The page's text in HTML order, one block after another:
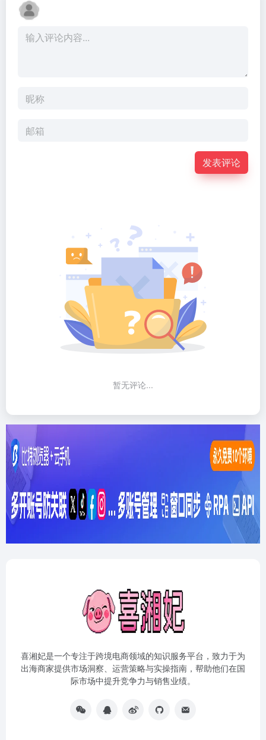
发表评论
暂无评论...
喜湘妃是一个专注于跨境电商领域的知识服务平台，致力于为
出海商家提供市场洞察、运营策略与实操指南，帮助他们在国
际市场中提升竞争力与销售业绩。